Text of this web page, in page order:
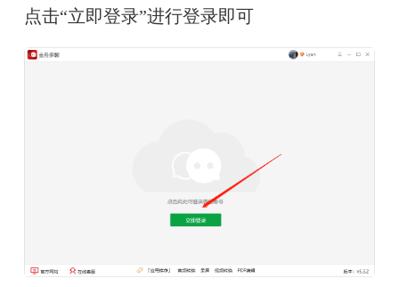
点击“立即登录”进行登录即可